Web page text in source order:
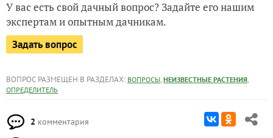
У вас есть свой дачный вопрос? Задайте его нашим
экспертам и опытным дачникам.
Задать вопрос
ВОПРОС РАЗМЕЩЕН В РАЗДЕЛАХ: ВОПРОСЫ, НЕИЗВЕСТНЫЕ РАСТЕНИЯ,
ОПРЕДЕЛИТЕЛЬ
2 комментария